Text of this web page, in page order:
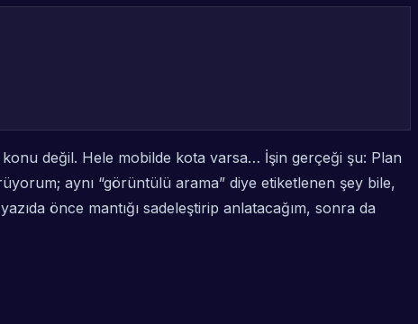
değil. Hele mobilde kota varsa… İşin gerçeği şu: Plan
aynı “görüntülü arama” diye etiketlenen şey bile,
önce mantığı sadeleştirip anlatacağım, sonra da